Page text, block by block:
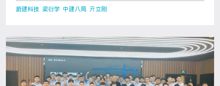
蔚建科技 梁衍学 中建八局 亓立刚